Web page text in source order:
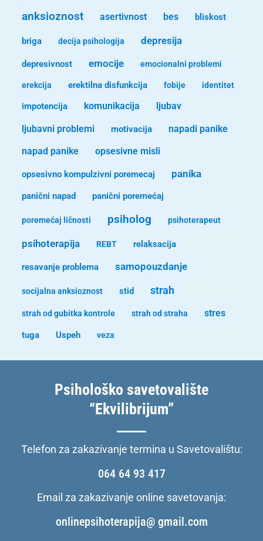
anksioznost asertivnost bes bliskost
briga decija psihologija depresija
depresivnost emocije emocionalni problemi
erekcija erektilna disfunkcija fobije identitet
impotencija komunikacija ljubav
ljubavni problemi motivacija napadi panike
napad panike opsesivne misli
opsesivno kompulzivni poremecaj panika
panični napad panični poremećaj
poremećaj ličnosti psiholog psihoterapeut
psihoterapija REBT relaksacija
resavanje problema samopouzdanje
socijalna anksioznost stid strah
strah od gubitka kontrole strah od straha stres
tuga Uspeh veza
Psihološko savetovalište
“Ekvilibrijum”
Telefon za zakazivanje termina u Savetovalištu:
064 64 93 417
Email za zakazivanje online savetovanja:
onlinepsihoterapija@ gmail.com